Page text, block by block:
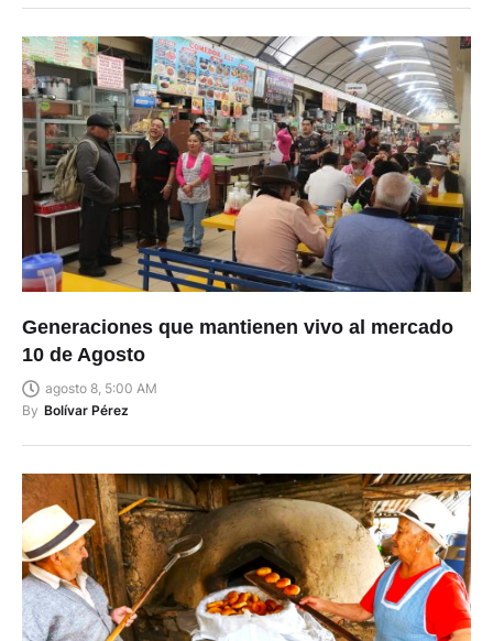
Generaciones que mantienen vivo al mercado
10 de Agosto
agosto 8, 5:00 AM
By Bolívar Pérez